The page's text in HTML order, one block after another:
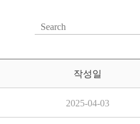
작성일
2025-04-03